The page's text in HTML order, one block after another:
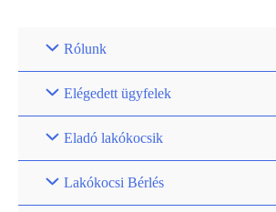
Rólunk
Elégedett ügyfelek
Eladó lakókocsik
Lakókocsi Bérlés